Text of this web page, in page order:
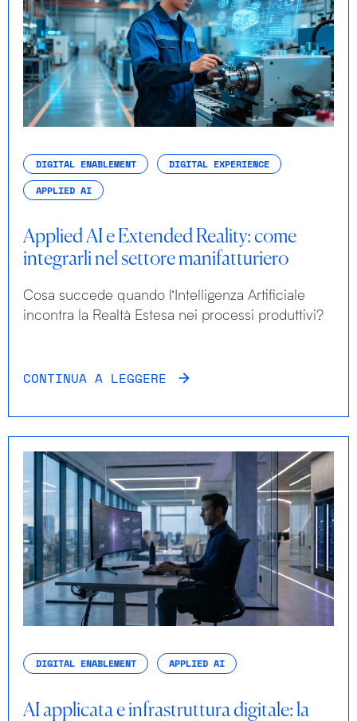
DIGITAL ENABLEMENT
DIGITAL EXPERIENCE
APPLIED AI
Applied AI e Extended Reality: come
integrarli nel settore manifatturiero
Cosa succede quando l’Intelligenza Artificiale
incontra la Realtà Estesa nei processi produttivi?
CONTINUA A LEGGERE
DIGITAL ENABLEMENT APPLIED AI
AI applicata e infrastruttura digitale: la